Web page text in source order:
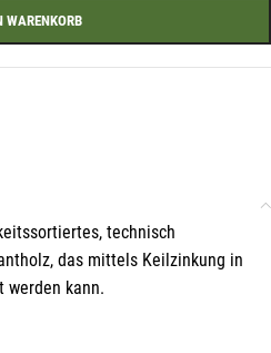
WARENKORB
technisch
das mittels Keilzinkung in
werden kann.
über Neuigkeiten in der
im Einklang mit der
werden. Diese Einwilligung ist
Wirkung für die Zukunft gegenüber
unterinfo@holztreff.at